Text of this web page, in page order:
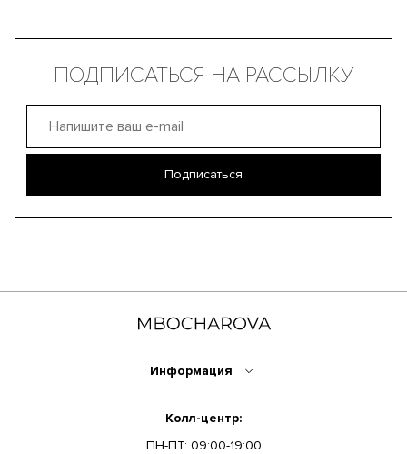
ПОДПИСАТЬСЯ НА РАССЫЛКУ
Подписаться
Информация
Колл-центр:
ПН-ПТ: 09:00-19:00